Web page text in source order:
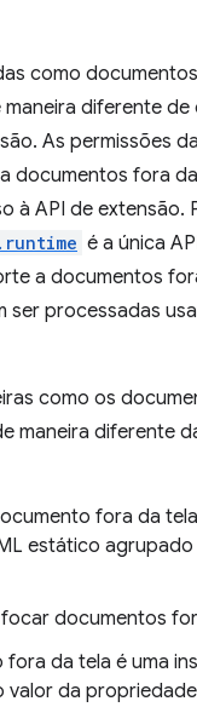
como
diferente
As permissões
documentos fora
à API de extensão.
é a única
a documentos
ser processadas
como os
maneira diferente
fora da
estático agrupado
documentos
fora da tela é uma
valor da propriedade